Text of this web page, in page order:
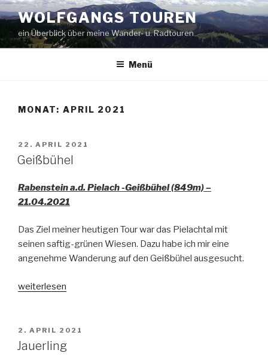
Zum
Inhalt
springen
WOLFGANGS TOUREN
ein Überblick über meine Wander- u. Radtouren
Menü
MONAT: APRIL 2021
VERÖFFENTLICHT
AM
22. APRIL 2021
Geißbühel
Rabenstein a.d. Pielach -Geißbühel (849m) –
21.04.2021
Das Ziel meiner heutigen Tour war das Pielachtal mit
seinen saftig-grünen Wiesen. Dazu habe ich mir eine
angenehme Wanderung auf den Geißbühel ausgesucht.
„Geißbühel“
weiterlesen
VERÖFFENTLICHT
AM
2. APRIL 2021
Jauerling